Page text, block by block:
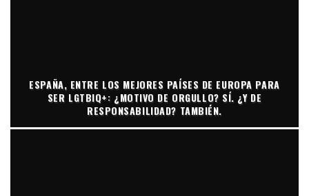
ESPAÑA, ENTRE LOS MEJORES PAÍSES DE EUROPA PARA
SER LGTBIQ+: ¿MOTIVO DE ORGULLO? SÍ. ¿Y DE
RESPONSABILIDAD? TAMBIÉN.